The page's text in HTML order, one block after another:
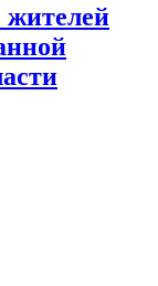
жителей